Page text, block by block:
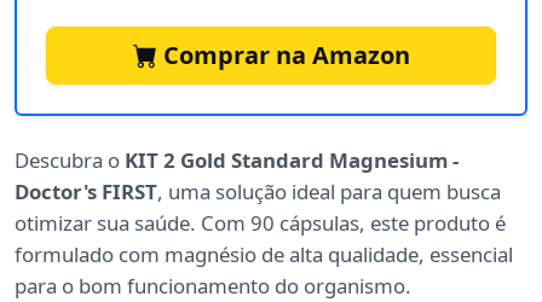
Comprar na Amazon
Descubra o KIT 2 Gold Standard Magnesium -
Doctor's FIRST, uma solução ideal para quem busca
otimizar sua saúde. Com 90 cápsulas, este produto é
formulado com magnésio de alta qualidade, essencial
para o bom funcionamento do organismo.